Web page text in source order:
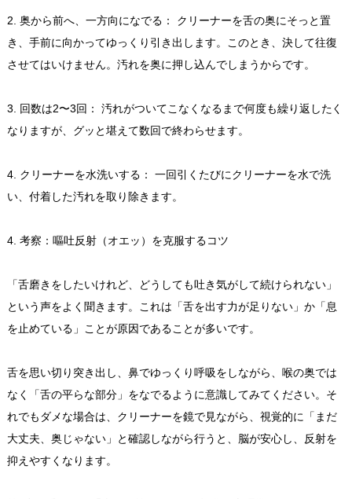
2. 奥から前へ、一方向になでる： クリーナーを舌の奥にそっと置
き、手前に向かってゆっくり引き出します。このとき、決して往復
させてはいけません。汚れを奥に押し込んでしまうからです。
3. 回数は2〜3回： 汚れがついてこなくなるまで何度も繰り返したく
なりますが、グッと堪えて数回で終わらせます。
4. クリーナーを水洗いする： 一回引くたびにクリーナーを水で洗
い、付着した汚れを取り除きます。
4. 考察：嘔吐反射（オエッ）を克服するコツ
「舌磨きをしたいけれど、どうしても吐き気がして続けられない」
という声をよく聞きます。これは「舌を出す力が足りない」か「息
を止めている」ことが原因であることが多いです。
舌を思い切り突き出し、鼻でゆっくり呼吸をしながら、喉の奥では
なく「舌の平らな部分」をなでるように意識してみてください。そ
れでもダメな場合は、クリーナーを鏡で見ながら、視覚的に「まだ
大丈夫、奥じゃない」と確認しながら行うと、脳が安心し、反射を
抑えやすくなります。